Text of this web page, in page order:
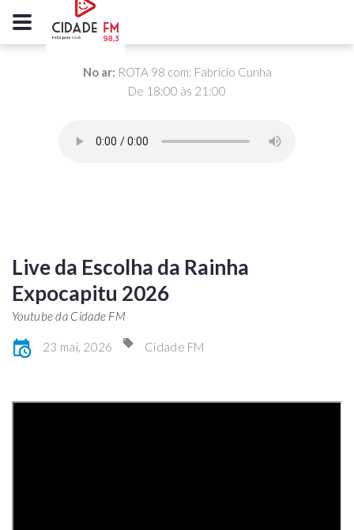
No ar: ROTA 98 com: Fabrício Cunha
De 18:00 às 21:00
Live da Escolha da Rainha
Expocapitu 2026
Youtube da Cidade FM
23 mai, 2026 Cidade FM